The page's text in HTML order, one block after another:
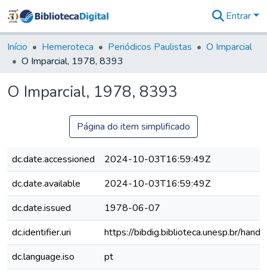
&
Coleções
Tudo na
Digital
Entrar
Início Hemeroteca Periódicos Paulistas
O Imparcial
O Imparcial, 1978, 8393
O Imparcial, 1978, 8393
Página do item simplificado
dc.date.accessioned
2024-10-03T16:59:49Z
dc.date.available
2024-10-03T16:59:49Z
dc.date.issued
1978-06-07
dc.identifier.uri
https://bibdig.biblioteca.unesp.br/
dc.language.iso
pt